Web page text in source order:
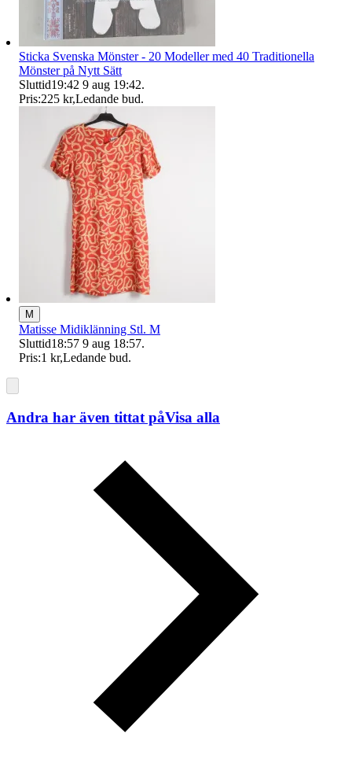
Sticka Svenska Mönster - 20 Modeller med 40 Traditionella
Mönster på Nytt Sätt
Sluttid19:42 9 aug 19:42.
Pris:225 kr,Ledande bud.
M
Matisse Midiklänning Stl. M
Sluttid18:57 9 aug 18:57.
Pris:1 kr,Ledande bud.
Andra har även tittat påVisa alla